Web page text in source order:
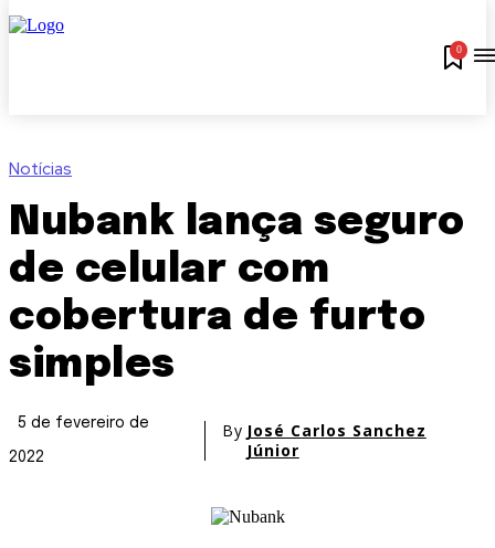
0
Notícias
Nubank lança seguro
de celular com
cobertura de furto
simples
5 de fevereiro de
2022
By José Carlos Sanchez
Júnior